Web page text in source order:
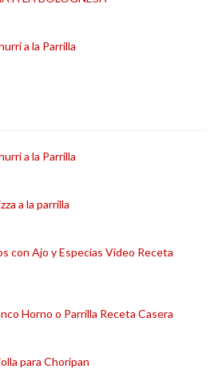
a la Parrilla
a la Parrilla
a la parrilla
con Ajo y Especias Video Receta
Horno o Parrilla Receta Casera
para Choripan